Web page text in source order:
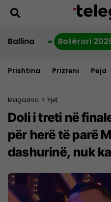
Ballina Botërori
Prishtina Prizreni Peja
Magazina > Yjet
Doli i treti në
për herë të parë
dashurinë, nuk